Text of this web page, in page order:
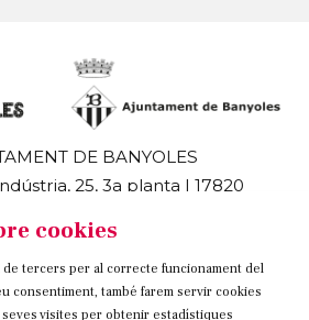
DE BANYOLES
25, 3a planta | 17820
18 48 | 972 57 00 50
Ús de Cookies Contacteu
cookies
tercers per al correcte funcionament del
consentiment, també farem servir cookies
visites per obtenir estadístiques